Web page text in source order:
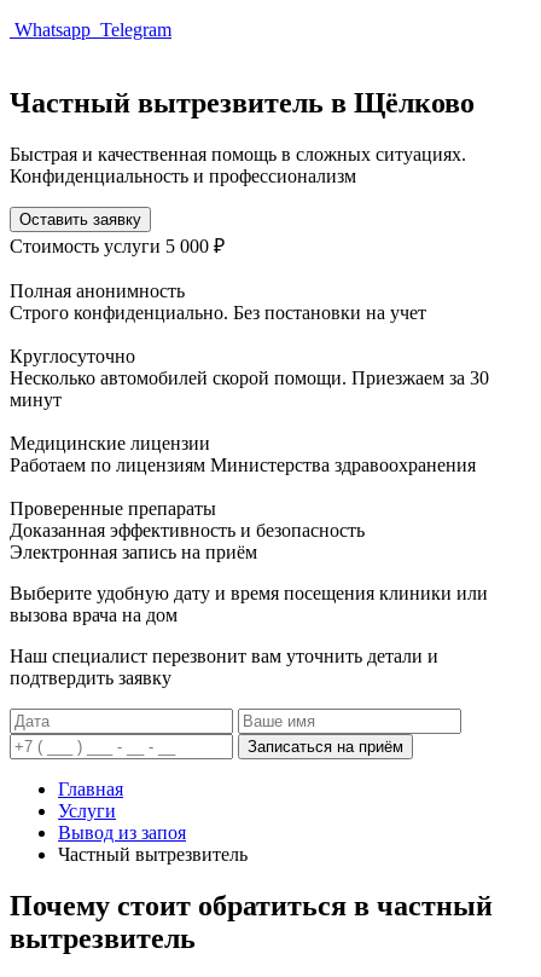
Whatsapp Telegram
Частный вытрезвитель в Щёлково
Быстрая и качественная помощь в сложных ситуациях.
Конфиденциальность и профессионализм
Оставить заявку
Стоимость услуги 5 000 ₽
Полная анонимность
Строго конфиденциально. Без постановки на учет
Круглосуточно
Несколько автомобилей скорой помощи. Приезжаем за 30
минут
Медицинские лицензии
Работаем по лицензиям Министерства здравоохранения
Проверенные препараты
Доказанная эффективность и безопасность
Электронная запись на приём
Выберите удобную дату и время посещения клиники или
вызова врача на дом
Наш специалист перезвонит вам уточнить детали и
подтвердить заявку
Записаться на приём
Главная
Услуги
Вывод из запоя
Частный вытрезвитель
Почему стоит обратиться в частный
вытрезвитель